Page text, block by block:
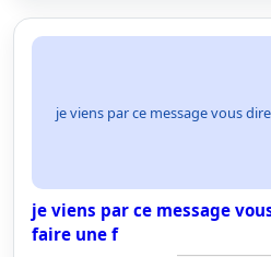
je viens par ce message vous
je viens par ce message
faire une f